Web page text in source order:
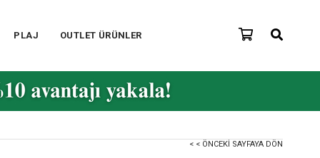
PLAJ OUTLET ÜRÜNLER
< < ÖNCEKI SAYFAYA DÖN